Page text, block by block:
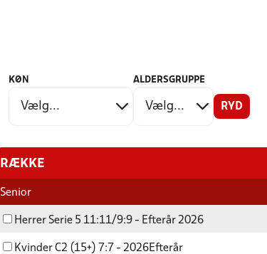
KØN ALDERSGRUPPE
RYD
RÆKKE
Senior
Herrer Serie 5 11:11/9:9 - Efterår 2026
Kvinder C2 (15+) 7:7 - 2026Efterår